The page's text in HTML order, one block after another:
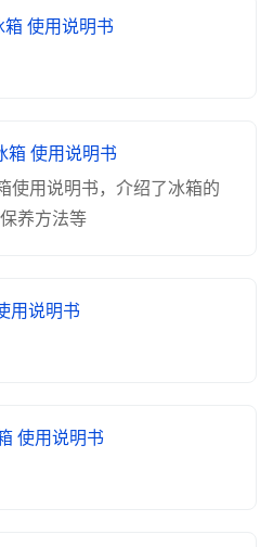
使用说明书
箱 使用说明书
使用说明书，介绍了冰箱的
养方法等
用说明书
使用说明书